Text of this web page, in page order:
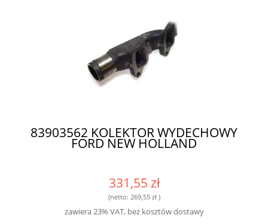
83903562 KOLEKTOR WYDECHOWY
FORD NEW HOLLAND
331,55 zł
(netto: 269,55 zł)
zawiera 23% VAT, bez kosztów dostawy